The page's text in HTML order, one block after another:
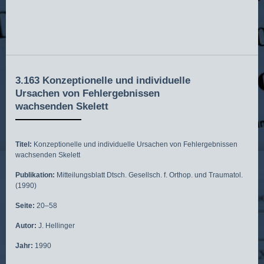
3.163 Konzeptionelle und individuelle
Ursachen von Fehlergebnissen
wachsenden Skelett
Titel: Konzeptionelle und individuelle Ursachen von Fehlergebnissen
wachsenden Skelett
Publikation: Mitteilungsblatt Dtsch. Gesellsch. f. Orthop. und Traumatol.
(1990)
Seite: 20–58
Autor: J. Hellinger
Jahr: 1990